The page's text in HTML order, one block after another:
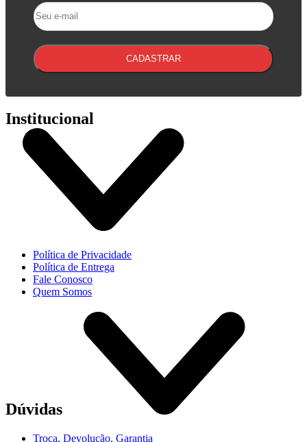
CADASTRAR
Institucional
Política de Privacidade
Política de Entrega
Fale Conosco
Quem Somos
Dúvidas
Troca, Devolução, Garantia